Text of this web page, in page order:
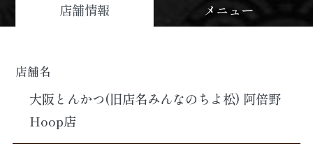
店舗情報 メニュー
店舗名
大阪とんかつ(旧店名みんなのちよ松) 阿倍野
Hoop店